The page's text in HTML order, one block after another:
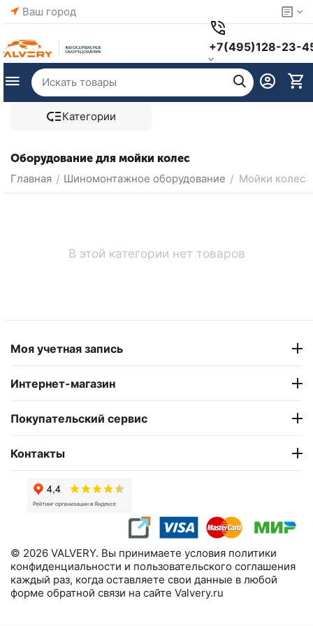
Ваш город
+7(495)128-23-
Категории
Оборудование для мойки колес
Главная / Шиномонтажное оборудование / Мойки колес
В этой категории нет товаров
Моя учетная запись
Интернет-магазин
Покупательский сервис
Контакты
© 2026 VALVERY. Вы принимаете условия политики
конфиденциальности и пользовательского соглашения
каждый раз, когда оставляете свои данные в любой
форме обратной связи на сайте Valvery.ru